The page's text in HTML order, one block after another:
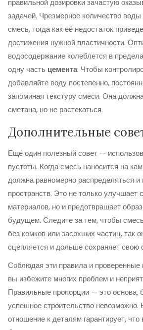
правильной дозировки зачастую
задачей. Чрезмерное количество
смесь, тогда как её недостаток
достижения нужной пластичности.
водосодержание колеблется в
одну часть цемента. Чтобы
добавляйте воду постепенно,
запоминая текстуру смеси. Она
сметана, но не растекаться.
Дополнительные
Ещё один полезный совет —
пустоты. Когда смесь наносится на
должна равномерно распределяться и
пространств. Это не только улучшает
материалов, но и предотвращает
будущем. Следите за тем, чтобы
без комков или засохших частиц, так
сцепляется и дольше сохраняет свою
Соблюдая эти правила и
вы избежите многих проблем и
Правильные пропорции — это основа,
успешное строительство невозможно.
отношение к деталям гарантирует,